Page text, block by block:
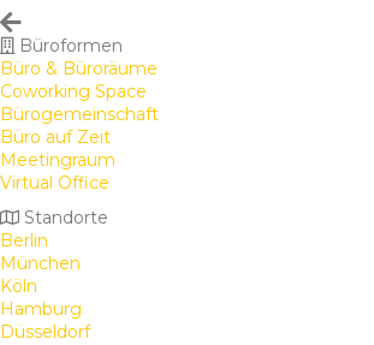
Büroformen
Büro & Büroräume
Coworking Space
Bürogemeinschaft
Büro auf Zeit
Meetingraum
Virtual Office
Standorte
Berlin
München
Köln
Hamburg
Düsseldorf